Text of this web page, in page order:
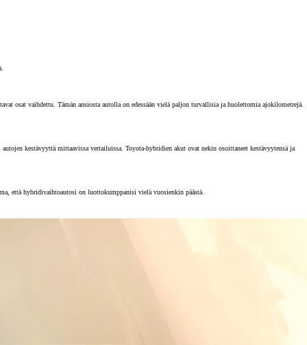
osat vaihdettu. Tämän ansiosta autolla on edessään vielä paljon turvallisia ja huolettomia ajokilometrejä.
kestävyyttä mittaavissa vertailuissa. Toyota-hybridien akut ovat nekin osoittaneet kestävyytensä ja
että hybridivaihtoautosi on luottokumppanisi vielä vuosienkin päästä.